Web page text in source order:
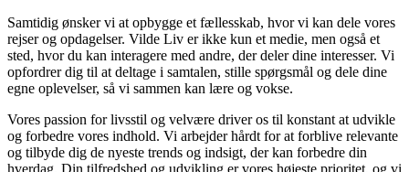
Samtidig ønsker vi at opbygge et fællesskab, hvor vi kan dele vores
rejser og opdagelser. Vilde Liv er ikke kun et medie, men også et
sted, hvor du kan interagere med andre, der deler dine interesser. Vi
opfordrer dig til at deltage i samtalen, stille spørgsmål og dele dine
egne oplevelser, så vi sammen kan lære og vokse.
Vores passion for livsstil og velvære driver os til konstant at udvikle
og forbedre vores indhold. Vi arbejder hårdt for at forblive relevante
og tilbyde dig de nyeste trends og indsigt, der kan forbedre din
hverdag. Din tilfredshed og udvikling er vores højeste prioritet, og vi